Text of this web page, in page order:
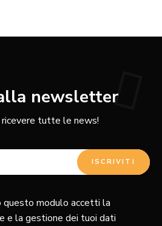
newsletter
ricevere tutte le news!
modulo accetti la
e la gestione dei tuoi dati